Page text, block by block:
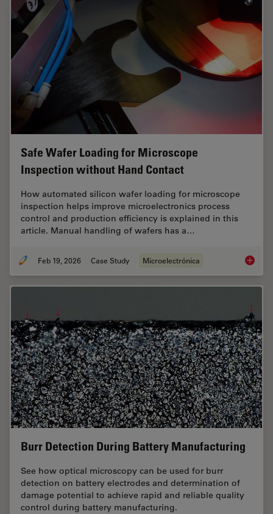
Safe Wafer Loading for Microscope
Inspection without Hand Contact
How automated silicon wafer loading for microscope
inspection helps improve microelectronics process
control and production efficiency is explained in this
article. Manual handling of wafers has a…
Feb 19, 2026 Case Study Microelectrónica Safe
Burr Detection During Battery Manufacturing
See how optical microscopy can be used for burr
detection on battery electrodes and determination of
damage potential to achieve rapid and reliable quality
control during battery manufacturing.